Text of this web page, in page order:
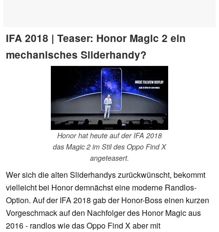
IFA 2018 | Teaser: Honor Magic 2 ein
mechanisches Sliderhandy?
Honor hat heute auf der IFA 2018
das Magic 2 im Stil des Oppo Find X
angeteasert.
Wer sich die alten Sliderhandys zurückwünscht, bekommt
vielleicht bei Honor demnächst eine moderne Randlos-
Option. Auf der IFA 2018 gab der Honor-Boss einen kurzen
Vorgeschmack auf den Nachfolger des Honor Magic aus
2016 - randlos wie das Oppo Find X aber mit